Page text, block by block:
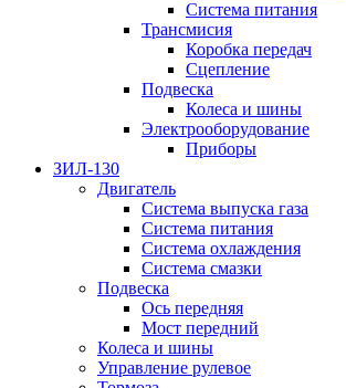
Система питания
Трансмисия
Коробка передач
Сцепление
Подвеска
Колеса и шины
Электрооборудование
Приборы
ЗИЛ-130
Двигатель
Система выпуска газа
Система питания
Система охлаждения
Система смазки
Подвеска
Ось передняя
Мост передний
Колеса и шины
Управление рулевое